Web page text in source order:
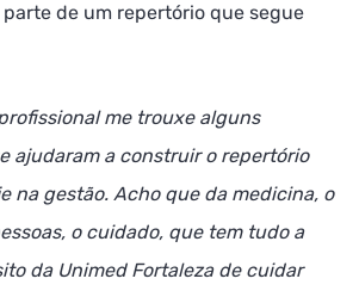
de um repertório que segue
me trouxe alguns
ajudaram a construir o repertório
na gestão. Acho que da medicina, o
o cuidado, que tem tudo a
da Unimed Fortaleza de cuidar